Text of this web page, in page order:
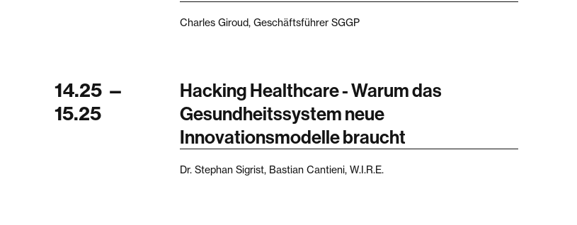
Charles Giroud, Geschäftsführer SGGP
14.25 —
15.25
Hacking Healthcare - Warum das
Gesundheitssystem neue
Innovationsmodelle braucht
Dr. Stephan Sigrist, Bastian Cantieni, W.I.R.E.